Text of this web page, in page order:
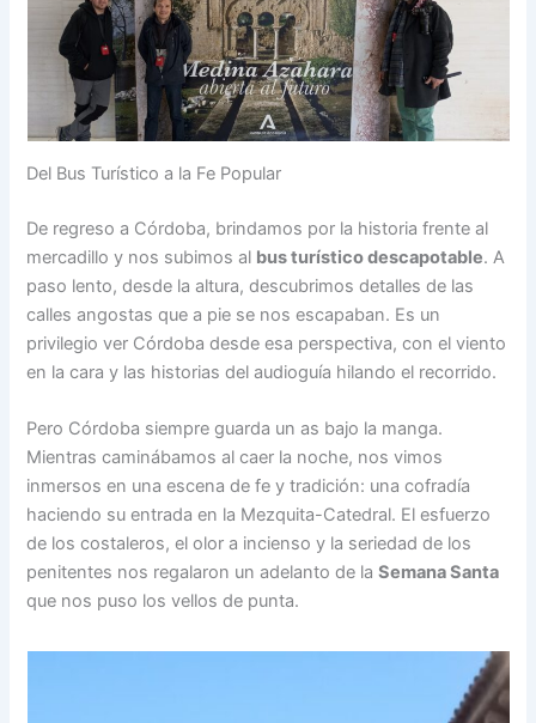
Del Bus Turístico a la Fe Popular
De regreso a Córdoba, brindamos por la historia frente al
mercadillo y nos subimos al bus turístico descapotable. A
paso lento, desde la altura, descubrimos detalles de las
calles angostas que a pie se nos escapaban. Es un
privilegio ver Córdoba desde esa perspectiva, con el viento
en la cara y las historias del audioguía hilando el recorrido.
Pero Córdoba siempre guarda un as bajo la manga.
Mientras caminábamos al caer la noche, nos vimos
inmersos en una escena de fe y tradición: una cofradía
haciendo su entrada en la Mezquita-Catedral. El esfuerzo
de los costaleros, el olor a incienso y la seriedad de los
penitentes nos regalaron un adelanto de laSemana Santa
que nos puso los vellos de punta.